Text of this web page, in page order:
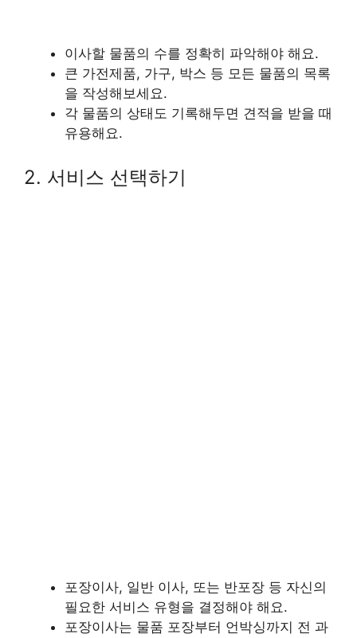
이사할 물품의 수를 정확히 파악해야 해요.
큰 가전제품, 가구, 박스 등 모든 물품의 목록
을 작성해보세요.
각 물품의 상태도 기록해두면 견적을 받을 때
유용해요.
2. 서비스 선택하기
포장이사, 일반 이사, 또는 반포장 등 자신의
필요한 서비스 유형을 결정해야 해요.
포장이사는 물품 포장부터 언박싱까지 전 과